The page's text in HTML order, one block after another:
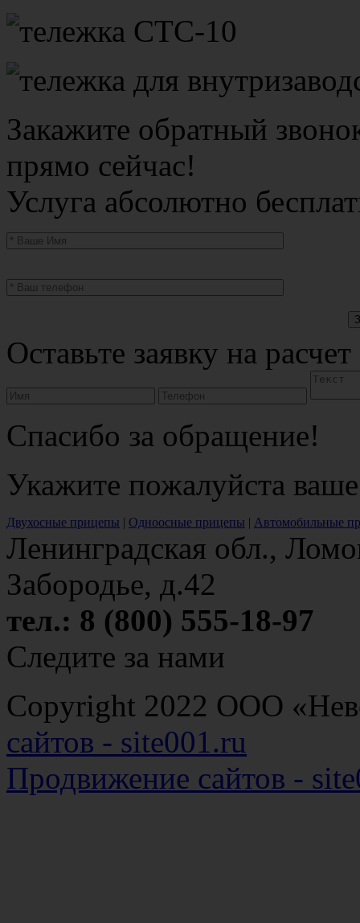
Закажите обратный
прямо сейчас!
Услуга абсолютно
Оставьте заявку на расчет
Спасибо за обращение!
Укажите пожалуйста
Двухосные прицепы | Одноосные прицепы | Автомобильные
Ленинградская обл.,
Забородье, д.42
тел.: 8 (800) 555-18-97
Следите за нами
Copyright 2022 ООО
сайтов - site001.ru
Продвижение сайтов -